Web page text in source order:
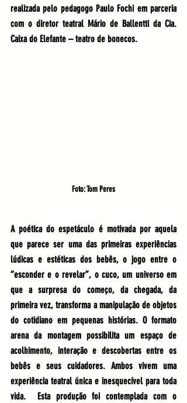
realizada pelo pedagogo Paulo Fochi em parceria
com o diretor teatral Mário de Ballentti da Cia.
Caixa do Elefante – teatro de bonecos.
Foto: Tom Peres
A poética do espetáculo é motivada por aquela
que parece ser uma das primeiras experiências
lúdicas e estéticas dos bebês, o jogo entre o
“esconder e o revelar”, o cuco, um universo em
que a surpresa do começo, da chegada, da
primeira vez, transforma a manipulação de objetos
do cotidiano em pequenas histórias. O formato
arena da montagem possibilita um espaço de
acolhimento, interação e descobertas entre os
bebês e seus cuidadores. Ambos vivem uma
experiência teatral única e inesquecível para toda
vida.  Esta produção foi contemplada com o